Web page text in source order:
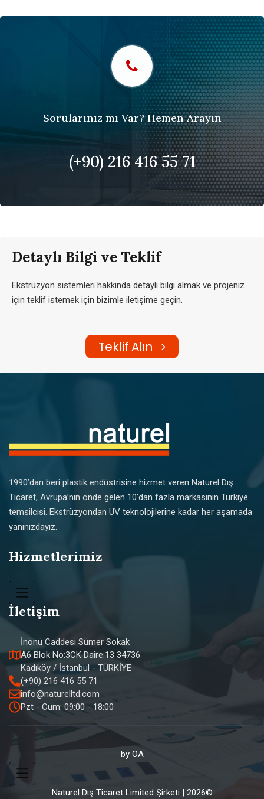
Sorularınız mı Var? Hemen Arayın
(+90) 216 416 55 71
Detaylı Bilgi ve Teklif
Ekstrüzyon sistemleri hakkında detaylı bilgi almak ve projeniz
için teklif istemek için bizimle iletişime geçin.
Teklif Alın
1990’dan beri plastik endüstrisine hizmet veren Naturel Dış
Ticaret, Avrupa’nın önde gelen 10’dan fazla markasının Türkiye
temsilcisi. Ekstrüzyondan UV teknolojilerine kadar her aşamada
yanınızdayız.
Hizmetlerimiz
İletişim
İnönü Caddesi Sümer Sokak
A6 Blok No:3CK Daire:13 34736
Kadıköy / İstanbul - TÜRKİYE
(+90) 216 416 55 71
info@naturelltd.com
Pzt - Cum: 09:00 - 18:00
Naturel Dış Ticaret Limited Şirketi | 2026©
by OA